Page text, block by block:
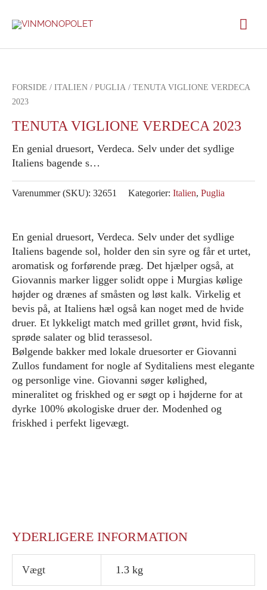
FORSIDE / ITALIEN / PUGLIA / TENUTA VIGLIONE VERDECA
2023
TENUTA VIGLIONE VERDECA 2023
En genial druesort, Verdeca. Selv under det sydlige
Italiens bagende s…
Varenummer (SKU): 32651 Kategorier: Italien, Puglia
En genial druesort, Verdeca. Selv under det sydlige
Italiens bagende sol, holder den sin syre og får et urtet,
aromatisk og forførende præg. Det hjælper også, at
Giovannis marker ligger solidt oppe i Murgias kølige
højder og drænes af småsten og løst kalk. Virkelig et
bevis på, at Italiens hæl også kan noget med de hvide
druer. Et lykkeligt match med grillet grønt, hvid fisk,
sprøde salater og blid terassesol.
Bølgende bakker med lokale druesorter er Giovanni
Zullos fundament for nogle af Syditaliens mest elegante
og personlige vine. Giovanni søger kølighed,
mineralitet og friskhed og er søgt op i højderne for at
dyrke 100% økologiske druer der. Modenhed og
friskhed i perfekt ligevægt.
YDERLIGERE INFORMATION
Vægt 1.3 kg